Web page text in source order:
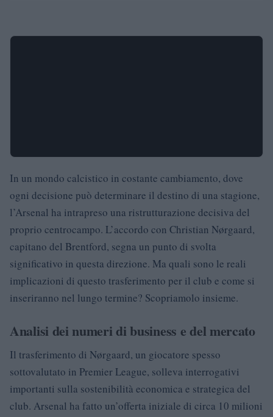
In un mondo calcistico in costante cambiamento, dove
ogni decisione può determinare il destino di una stagione,
l’Arsenal ha intrapreso una ristrutturazione decisiva del
proprio centrocampo. L’accordo con Christian Nørgaard,
capitano del Brentford, segna un punto di svolta
significativo in questa direzione. Ma quali sono le reali
implicazioni di questo trasferimento per il club e come si
inseriranno nel lungo termine? Scopriamolo insieme.
Analisi dei numeri di business e del mercato
Il trasferimento di Nørgaard, un giocatore spesso
sottovalutato in Premier League, solleva interrogativi
importanti sulla sostenibilità economica e strategica del
club. Arsenal ha fatto un’offerta iniziale di circa 10 milioni